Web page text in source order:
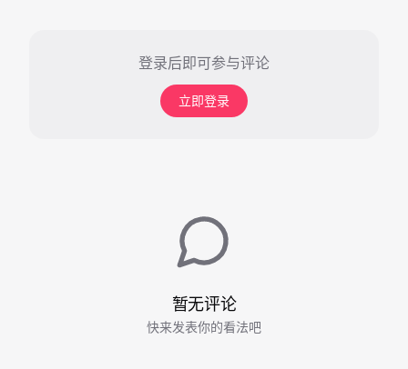
登录后即可参与评论
立即登录
暂无评论
快来发表你的看法吧